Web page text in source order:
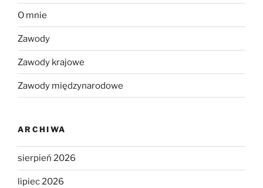
O mnie
Zawody
Zawody krajowe
Zawody międzynarodowe
ARCHIWA
sierpień 2026
lipiec 2026